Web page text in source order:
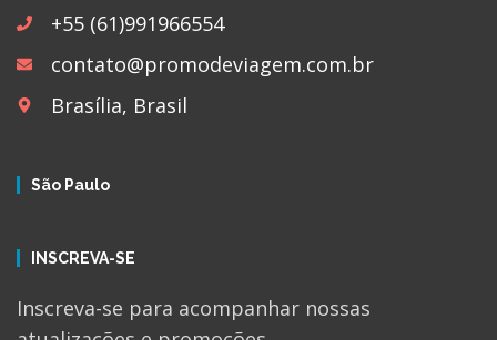
+55 (61)991966554
contato@promodeviagem.com.br
Brasília, Brasil
São Paulo
INSCREVA-SE
Inscreva-se para acompanhar nossas